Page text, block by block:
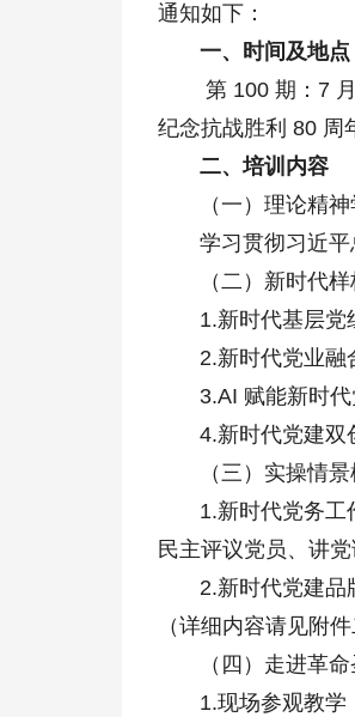
通知如下：
一、时间及地点
第 100 期：7 月
纪念抗战胜利 80 周
二、培训内容
（一）理论精神
学习贯彻习近平
（二）新时代样
1.新时代基层党
2.新时代党业融合
3.AI 赋能新时代
4.新时代党建双创
（三）实操情景
1.新时代党务工作
民主评议党员、讲
2.新时代党建品牌
（详细内容请见附
（四）走进革命
1.现场参观教学：